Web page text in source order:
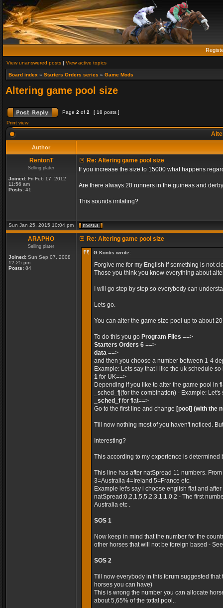
View unanswered posts | View active topics
Board index » Starters Orders series » Game Mods
Altering game pool size
Page 2 of 2
[ 18 posts ]
Print view
Author
RentonT
Selling plater
Joined: Fri Feb 17, 2012
11:56 am
Posts: 41
Re: Altering game pool size
If you increase the size to 15000 what happens
Are there always 20 runners in the guineas and
This sounds irritating?
Sun Jan 25, 2015 10:04 pm
ARAPHO
Selling plater
Joined: Sun Sep 07, 2008
12:25 pm
Posts: 84
Re: Altering game pool size
G.Kontis wrote:
Forgive me for my English if something is not
Those you think you know everything about
I will go step by step so everybody can
Lets go.
You can alter the game size pool up to about
To do this you go Program Files ==>
Starters Orders 6 ==>
data ==>
and then you choose a number between 1-4
Example: Lets say that i like the uk schedule so
1 for UK==>
Depending if you like to alter the game pool in
_sched_fj(for the combination) - Example:
_sched_f for flat==>
Go to the first line and change [pool] (with the
Till now nothing most of you haven't noticed.
Interesting?
This according to my experience is
This line has after natSpread 11 numbers.
3=Australia 4=Ireland 5=France etc.
Example let's say i choose english flat and
natSpread:0,2,1,5,5,2,3,1,1,0,2 - The first
Australia etc .
SOS 1
Now keep in mind that the number for the
other horses that will not be foreign based -
SOS 2
Till now everybody in this forum suggested
horses you can have)
This is wrong the number you can allocate
about 5,65% of the tottal pool..